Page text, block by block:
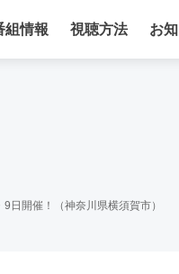
組情報 視聴方法 お
日開催！（神奈川県横須賀市）